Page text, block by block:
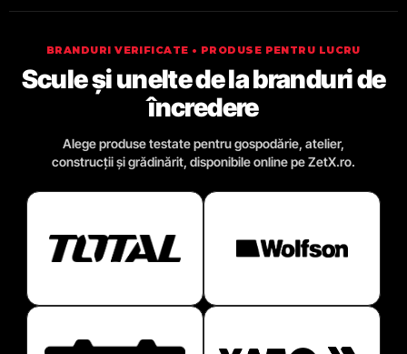
BRANDURI VERIFICATE • PRODUSE PENTRU LUCRU
Scule și unelte de la branduri de
încredere
Alege produse testate pentru gospodărie, atelier,
construcții și grădinărit, disponibile online pe ZetX.ro.